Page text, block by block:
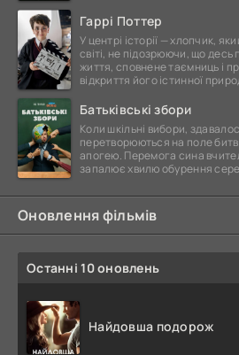
Гаррі Поттер
У центрі історії — хлопчик,
світі, не підозрюючи, що десь
життя, сповнене таємниць і
відкриття його істинної
Батьківські збори
Коли шкільні вибори,
перетворюються на поле
апогею. Перемога сина
запалює хвилю обурення
Оновлення фільмів
Останні 10 оновлень
Найдовша подорож